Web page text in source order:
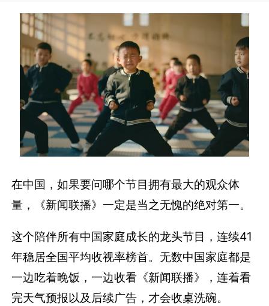
在中国，如果要问哪个节目拥有最大的观众体
量，《新闻联播》一定是当之无愧的绝对第一。
这个陪伴所有中国家庭成长的龙头节目，连续41
年稳居全国平均收视率榜首。无数中国家庭都是
一边吃着晚饭，一边收看《新闻联播》，连着看
完天气预报以及后续广告，才会收桌洗碗。